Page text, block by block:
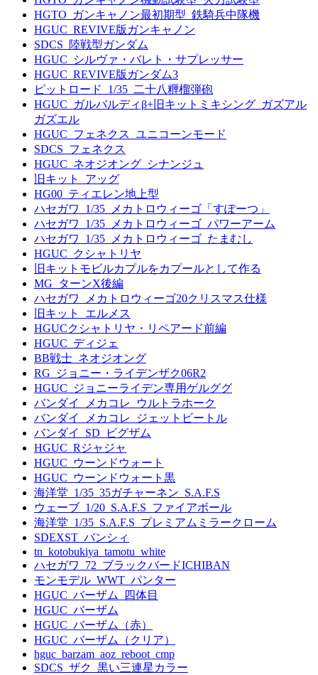
HGTO_ガンキャノン最初期型_鉄騎兵中隊機
HGUC_REVIVE版ガンキャノン
SDCS_陸戦型ガンダム
HGUC_シルヴァ・バレト・サプレッサー
HGUC_REVIVE版ガンダム3
ピットロード_1/35_二十八糎榴弾砲
HGUC_ガルバルディβ+旧キットミキシング_ガズアル
ガズエル
HGUC_フェネクス_ユニコーンモード
SDCS_フェネクス
HGUC_ネオジオング_シナンジュ
旧キット_アッグ
HG00_ティエレン地上型
ハセガワ_1/35_メカトロウィーゴ「すぽーつ」
ハセガワ_1/35_メカトロウィーゴ_パワーアーム
ハセガワ_1/35_メカトロウィーゴ_たまむし
HGUC_クシャトリヤ
旧キットモビルカプルをカプールとして作る
MG_ターンX後編
ハセガワ_メカトロウィーゴ20クリスマス仕様
旧キット_エルメス
HGUCクシャトリヤ・リペアード前編
HGUC_ディジェ
BB戦士_ネオジオング
RG_ジョニー・ライデンザク06R2
HGUC_ジョニーライデン専用ゲルググ
バンダイ_メカコレ_ウルトラホーク
バンダイ_メカコレ_ジェットビートル
バンダイ_SD_ビグザム
HGUC_Rジャジャ
HGUC_ウーンドウォート
HGUC_ウーンドウォート黒
海洋堂_1/35_35ガチャーネン_S.A.F.S
ウェーブ_1/20_S.A.F.S_ファイアボール
海洋堂_1/35_S.A.F.S_プレミアムミラークローム
SDEXST_バンシィ
tn_kotobukiya_tamotu_white
ハセガワ_72_ブラックバードICHIBAN
モンモデル_WWT_パンター
HGUC_バーザム_四体目
HGUC_バーザム
HGUC_バーザム（赤）
HGUC_バーザム（クリア）
hguc_barzam_aoz_reboot_cmp
SDCS_ザク_黒い三連星カラー